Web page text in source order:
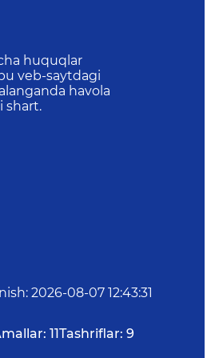
huquqlar
veb-saytdagi
havola
shart.
: 2026-08-07 12:43:31
11Tashriflar: 9